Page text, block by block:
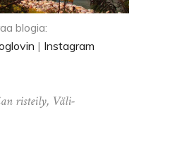
blogia:
| Instagram
risteily, Väli-